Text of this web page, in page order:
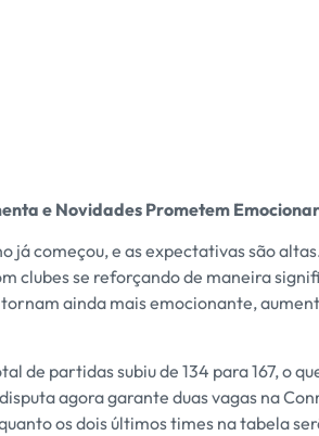
e Novidades Prometem
já começou, e as expectativas são
clubes se reforçando de maneira
ainda mais emocionante,
de partidas subiu de 134 para 167, o
agora garante duas vagas na
os dois últimos times na tabela